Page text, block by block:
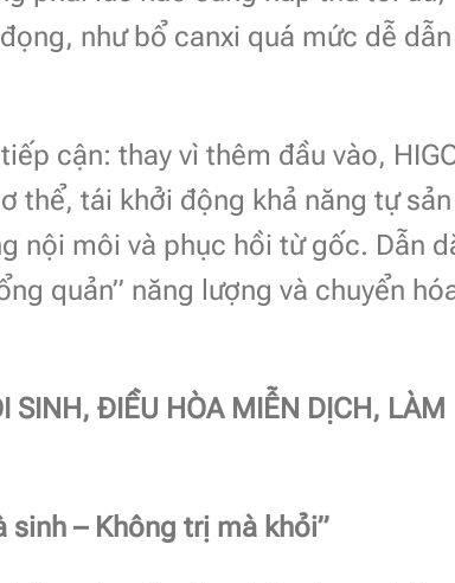
như bổ canxi quá mức dễ dẫn
cận: thay vì thêm đầu vào,
thể, tái khởi động khả năng tự sản
nội môi và phục hồi từ gốc. Dẫn
quản” năng lượng và chuyển
SINH, ĐIỀU HÒA MIỄN DỊCH, LÀM
sinh – Không trị mà khỏi”